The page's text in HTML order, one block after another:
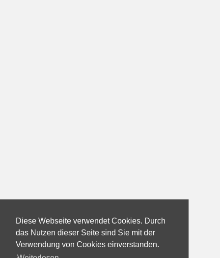
Diese Webseite verwendet Cookies. Durch
das Nutzen dieser Seite sind Sie mit der
Verwendung von Cookies einverstanden.